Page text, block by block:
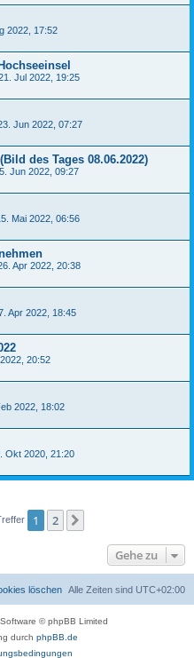
2022, 17:52
Jul 2022, 19:25
Jun 2022, 07:27
des Tages 08.06.2022)
Jun 2022, 09:27
Mai 2022, 06:56
Apr 2022, 20:38
Apr 2022, 18:45
20:52
2022, 18:02
Okt 2020, 21:20
1 2
Gehe zu
Alle Zeiten sind UTC+02:00
löschen
© phpBB Limited
durch phpBB.de